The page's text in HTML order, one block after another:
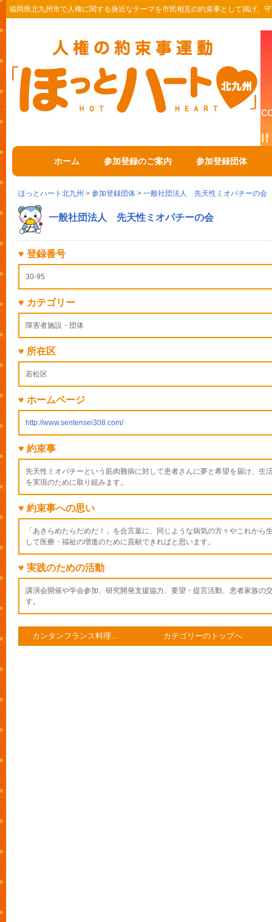
福岡県北九州市で人権に関する身近なテーマを市民相互の約束事として掲げ、
ホーム 参加登録のご案内 参加登録団体
ほっとハート北九州 > 参加登録団体 > 一般社団法人 先天性ミオパチーの会
一般社団法人 先天性ミオパチーの会
♥ 登録番号
30-95
♥ カテゴリー
障害者施設・団体
♥ 所在区
若松区
♥ ホームページ
http://www.sentensei308.com/
♥ 約束事
先天性ミオパチーという筋肉難病に対して患者さんに夢と希望を届け、生
を実現のために取り組みます。
♥ 約束事への思い
「あきらめたらだめだ！」を合言葉に、同じような病気の方々やこれから
して医療・福祉の増進のために貢献できればと思います。
♥ 実践のための活動
講演会開催や学会参加、研究開発支援協力、要望・提言活動、患者家族の
す。
カンタンフランス料理... カテゴリーのトップへ